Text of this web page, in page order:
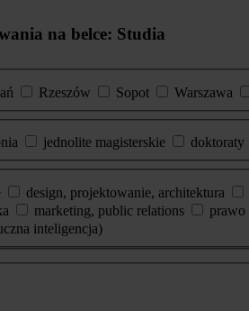
na belce: Studia
Rzeszów Sopot Warszawa
jednolite magisterskie doktoraty
design, projektowanie, architektura
marketing, public relations prawo
inteligencja)